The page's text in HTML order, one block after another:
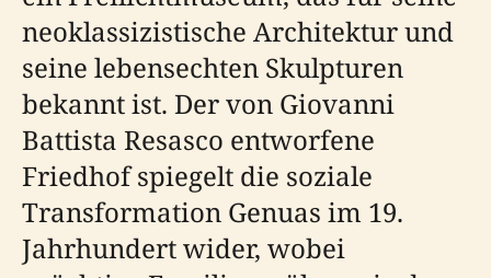
neoklassizistische Architektur und
seine lebensechten Skulpturen
bekannt ist. Der von Giovanni
Battista Resasco entworfene
Friedhof spiegelt die soziale
Transformation Genuas im 19.
Jahrhundert wider, wobei